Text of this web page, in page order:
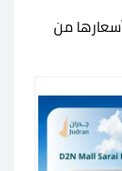
من